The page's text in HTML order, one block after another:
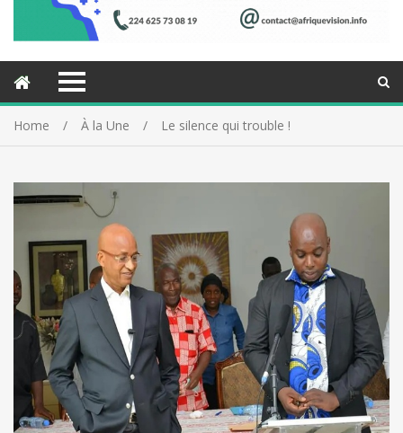
Home À la Une Le silence qui trouble !